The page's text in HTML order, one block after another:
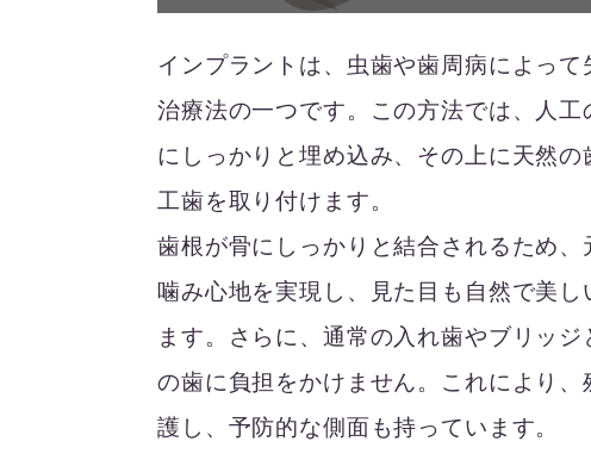
インプラントは、虫歯や歯周病によって
治療法の一つです。この方法では、人工
にしっかりと埋め込み、その上に天然の
工歯を取り付けます。
歯根が骨にしっかりと結合されるため、
噛み心地を実現し、見た目も自然で美し
ます。さらに、通常の入れ歯やブリッジ
の歯に負担をかけません。これにより、
護し、予防的な側面も持っています。